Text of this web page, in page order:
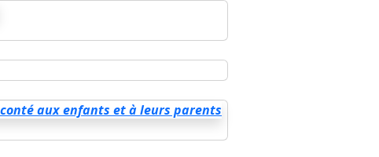
aux enfants et à leurs parents